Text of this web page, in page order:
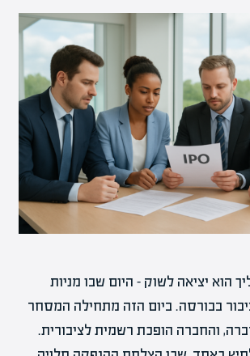
הוא יציאה לשוק – היום שבו מניות
בבורסה. ביום הזה מתחילה המסחר
והחברה הופכת רשמית לציבורית.